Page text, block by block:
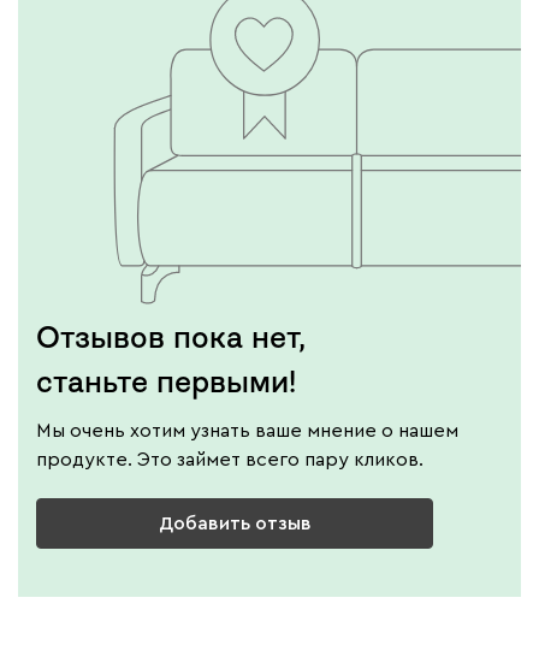
Отзывов пока нет,
станьте первыми!
Мы очень хотим узнать ваше мнение о нашем
продукте. Это займет всего пару кликов.
Добавить отзыв